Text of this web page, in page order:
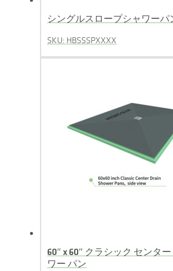
シングルスロープシャワーパ
SKU: HBSSSPXXXX
60″ x 60″ クラシック センタ
ワー パン